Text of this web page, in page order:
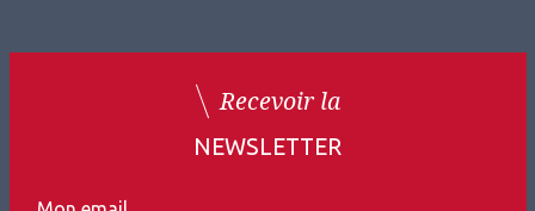
Recevoir la
NEWSLETTER